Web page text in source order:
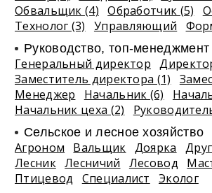
Обвальщик (4)
Обработчик (5)
Технолог (3)
Управляющий
Руководство, топ-менеджмент
Генеральный директор
Заместитель директора (1)
Менеджер
Начальник (6)
Начальник цеха (2)
Сельское и лесное хозяйство
Агроном Вальщик Доярка
Лесник Лесничий Лесовод
Птицевод
Специалист Эколог